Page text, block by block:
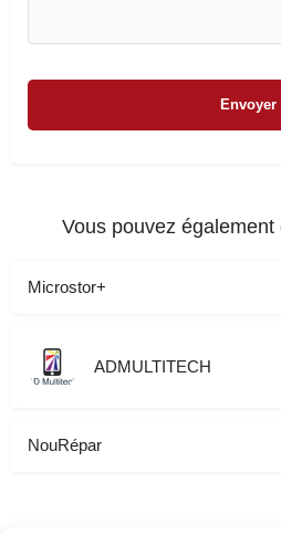
Vous pouvez
Microstor+
ADMULTITECH
NouRépar